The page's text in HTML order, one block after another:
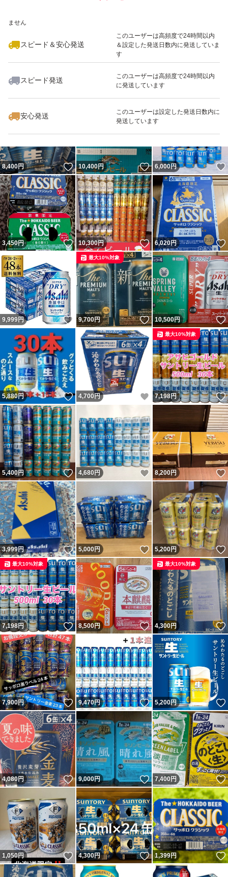
ません
スピード＆安心発送
このユーザーは高頻度で24時間以内
＆設定した発送日数内に発送していま
す
スピード発送
このユーザーは高頻度で24時間以内
に発送しています
安心発送
このユーザーは設定した発送日数内に
発送しています
いいね！
4,500
8,400円 いいね！
10,400円 いいね！
6,000円
3,450円 いいね！
10,300円 いいね！
6,020円
9,999円 いいね！
9,700円 いいね！
最大10%対象
10,500円
5,880円 いいね！
4,700円 いいね！
7,198円
最大10%対象
5,400円 いいね！
4,680円 いいね！
8,200円
3,999円 いいね！
5,000円 いいね！
5,200円
7,198円 いいね！
最大10%対象
8,500円 いいね！
4,300円
最大10%対象
7,900円 いいね！
9,470円 いいね！
5,200円
4,080円 いいね！
9,000円 いいね！
7,400円
1,050円 いいね！
4,300円 いいね！
1,399円